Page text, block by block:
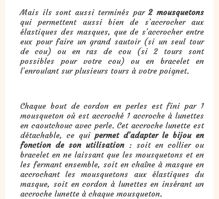
Mais ils sont aussi terminés par2 mousquetons
qui permettent aussi bien de s’accrocher aux
élastiques des masques, que de s’accrocher entre
eux pour faire un grand sautoir (si un seul tour
de cou) ou en ras de cou (si 2 tours sont
possibles pour votre cou) ou en bracelet en
l’enroulant sur plusieurs tours à votre poignet.
Chaque bout de cordon en perles est fini par 1
mousqueton où est accroché 1 accroche à lunettes
en caoutchouc avec perle. Cet accroche lunette est
détachable, ce qui permet d’adapter le bijou en
fonction de son utilisation : soit en collier ou
bracelet en ne laissant que les mousquetons et en
les fermant ensemble, soit en chaîne à masque en
accrochant les mousquetons aux élastiques du
masque, soit en cordon à lunettes en insérant un
accroche lunette à chaque mousqueton.